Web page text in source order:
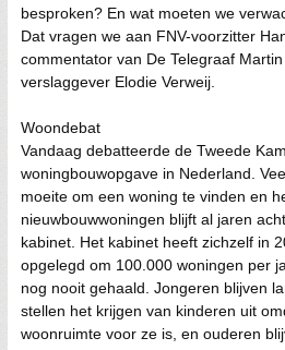
besproken? En wat moeten we
Dat vragen we aan FNV-voorzitter
commentator van De Telegraaf
verslaggever Elodie Verweij.
Woondebat
Vandaag debatteerde de Tweede
woningbouwopgave in Nederland.
moeite om een woning te vinden en
nieuwbouwwoningen blijft al jaren
kabinet. Het kabinet heeft zichzelf in
opgelegd om 100.000 woningen per
nog nooit gehaald. Jongeren blijven
stellen het krijgen van kinderen uit
woonruimte voor ze is, en ouderen